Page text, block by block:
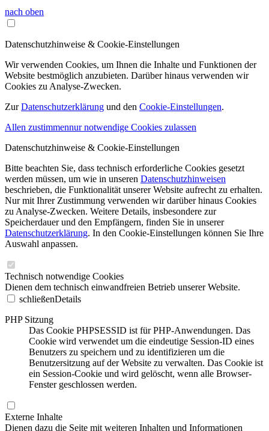
nach oben
Datenschutzhinweise & Cookie-Einstellungen
Wir verwenden Cookies, um Ihnen die Inhalte und Funktionen der
Website bestmöglich anzubieten. Darüber hinaus verwenden wir
Cookies zu Analyse-Zwecken.
ZurDatenschutzerklärung und den Cookie-Einstellungen.
Allen zustimmennur notwendige Cookies zulassen
Datenschutzhinweise & Cookie-Einstellungen
Bitte beachten Sie, dass technisch erforderliche Cookies gesetzt
werden müssen, um wie in unseren Datenschutzhinweisen
beschrieben, die Funktionalität unserer Website aufrecht zu erhalten.
Nur mit Ihrer Zustimmung verwenden wir darüber hinaus Cookies
zu Analyse-Zwecken. Weitere Details, insbesondere zur
Speicherdauer und den Empfängern, finden Sie in unserer
Datenschutzerklärung. In den Cookie-Einstellungen können Sie Ihre
Auswahl anpassen.
Technisch notwendige Cookies
Dienen dem technisch einwandfreien Betrieb unserer Website.
schließenDetails
PHP Sitzung
Das Cookie PHPSESSID ist für PHP-Anwendungen. Das
Cookie wird verwendet um die eindeutige Session-ID eines
Benutzers zu speichern und zu identifizieren um die
Benutzersitzung auf der Website zu verwalten. Das Cookie ist
ein Session-Cookie und wird gelöscht, wenn alle Browser-
Fenster geschlossen werden.
Externe Inhalte
Dienen dazu die Seite mit weiteren Inhalten und Informationen